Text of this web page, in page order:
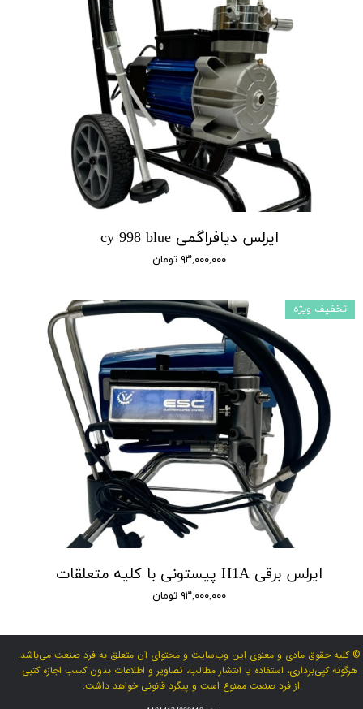
ایرلس دیافراگمی cy 998 blue
۹۳,۰۰۰,۰۰۰ تومان
ایرلس برقی H1A پیستونی با کلیه متعلقات
۹۳,۰۰۰,۰۰۰ تومان
تخفیف ویژه
© کلیه حقوق مادی و معنوی این وب‌سایت و محتوای آن متعلق به فرد صنعت می‌باشد.
هرگونه کپی‌برداری، استفاده یا انتشار مطالب، تصاویر و اطلاعات بدون کسب اجازه کتبی
از فرد صنعت ممنوع است و پیگرد قانونی خواهد داشت.